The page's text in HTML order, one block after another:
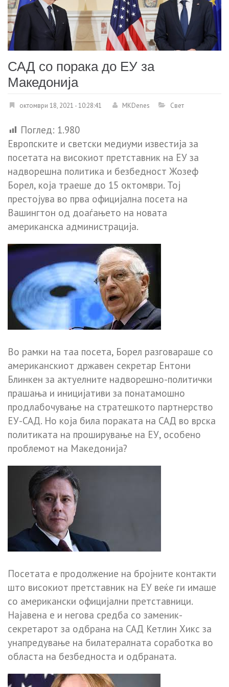
САД со порака до ЕУ за
Македонија
октомври 18, 2021 - 10:28:41 MKDenes Свет
Поглед: 1.980
Европските и светски медиуми известија за
посетата на високиот претставник на ЕУ за
надворешна политика и безбедност Жозеф
Борел, која траеше до 15 октомври. Тој
престојува во прва официјална посета на
Вашингтон од доаѓањето на новата
американска администрација.
Во рамки на таа посета, Борел разговараше со
американскиот државен секретар Ентони
Блинкен за актуелните надворешно-политички
прашања и иницијативи за понатамошно
продлабочување на стратешкото партнерство
ЕУ-САД. Но која била пораката на САД во врска
политиката на проширување на ЕУ, особено
проблемот на Македонија?
Посетата е продолжение на бројните контакти
што високиот претставник на ЕУ веќе ги имаше
со американски официјални претставници.
Најавена е и негова средба со заменик-
секретарот за одбрана на САД Кетлин Хикс за
унапредување на билатералната соработка во
областа на безбедноста и одбраната.